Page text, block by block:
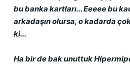
bu banka kartları... Eeeee bu
arkadaşın olursa, o kadarda
ki...
Ha bir de bak unuttuk